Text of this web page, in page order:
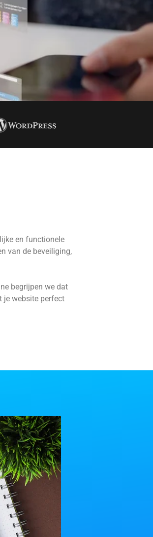
en functionele
van de beveiliging,
begrijpen we dat
je website perfect